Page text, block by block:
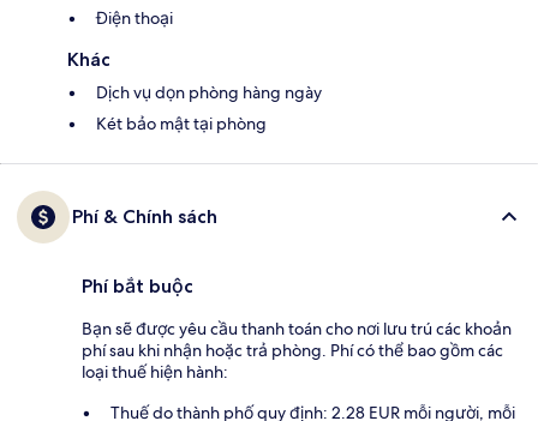
Điện thoại
Khác
Dịch vụ dọn phòng hàng ngày
Két bảo mật tại phòng
Phí & Chính sách
Phí bắt buộc
Bạn sẽ được yêu cầu thanh toán cho nơi lưu trú các khoản
phí sau khi nhận hoặc trả phòng. Phí có thể bao gồm các
loại thuế hiện hành:
Thuế do thành phố quy định: 2.28 EUR mỗi người, mỗi